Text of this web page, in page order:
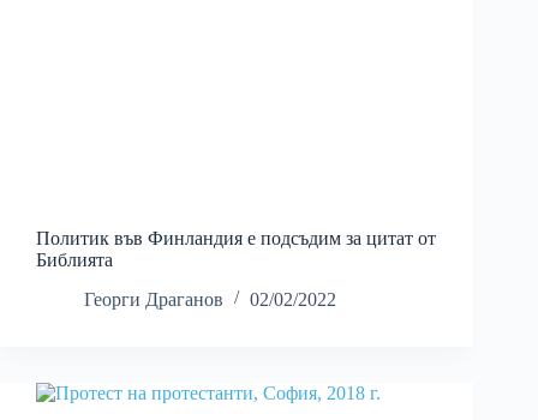
Политик във Финландия е подсъдим за цитат от
Библията
Георги Драганов
02/02/2022